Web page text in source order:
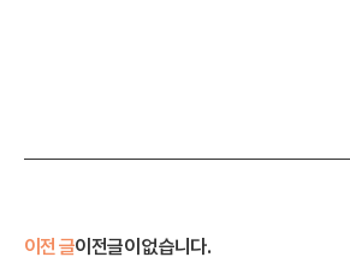
이전 글이전글이 없습니다.